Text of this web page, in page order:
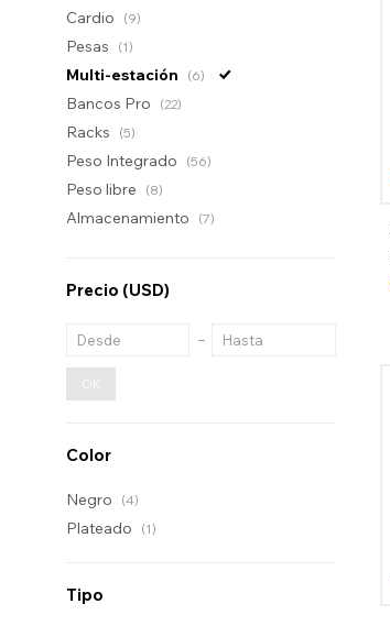
Cardio (9)
Pesas (1)
Multi-estación (6)
Bancos Pro (22)
Racks (5)
Peso Integrado (56)
Peso libre (8)
Almacenamiento (7)
Precio (USD)
OK
Color
Negro (4)
Plateado (1)
Tipo